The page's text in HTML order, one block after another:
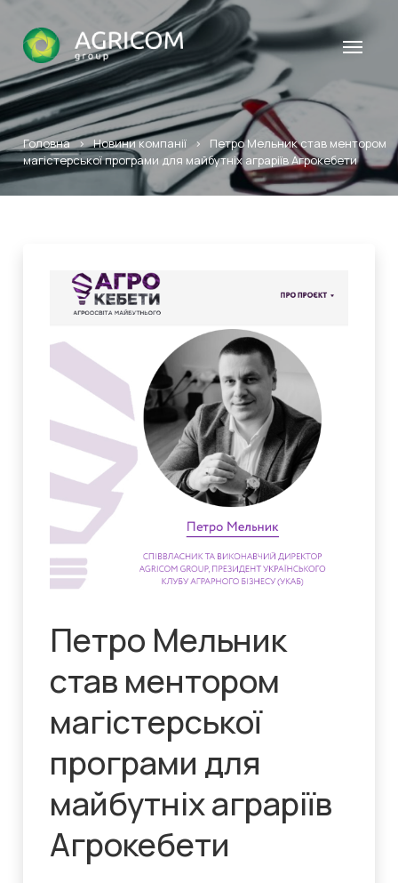
Головна>Новини компанії > Петро Мельник став ментором
магістерської програми для майбутніх аграріїв Агрокебети
Петро Мельник
став ментором
магістерської
програми для
майбутніх аграріїв
Агрокебети